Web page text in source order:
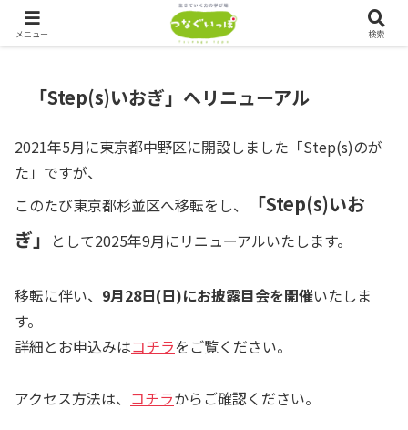
つなぐいっぽでは、ただいま会員を募集しております！！
「Step(s)いおぎ」へリニューアル
2021年5月に東京都中野区に開設しました「Step(s)のが
た」ですが、
このたび東京都杉並区へ移転をし、
「Step(s)いお
ぎ」
として2025年9月にリニューアルいたします。
移転に伴い、 9月28日(日)にお披露目会を開催いたしま
す。
詳細とお申込みはコチラをご覧ください。
アクセス方法は、 コチラからご確認ください。
メニュー 検索